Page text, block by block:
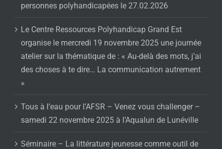
personnes polyhandicapées le 27.02.2026
Le Centre Ressources Polyhandicap Grand Est
organise le mercredi 19 novembre 2025 une journée
atelier sur la thématique de : « Au-delà des mots, j’ai
des choses à te dire… La communication autrement
»
Tous à l’eau pour l’AFSR – Venez vous challenger –
samedi 22 novembre 2025 à l’Aqualun de Lunéville
Séminaire – La littérature jeunesse comme outil de